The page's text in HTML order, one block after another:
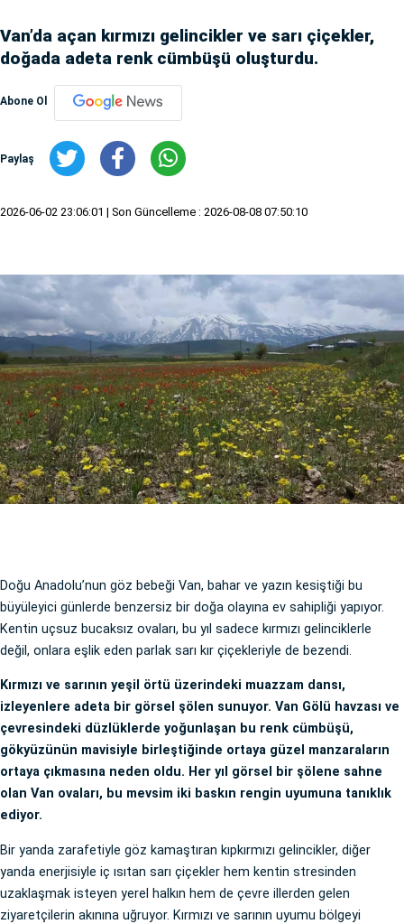
Van’da açan kırmızı gelincikler ve sarı çiçekler,
doğada adeta renk cümbüşü oluşturdu.
Abone Ol
Paylaş
2026-06-02 23:06:01 | Son Güncelleme : 2026-08-08 07:50:10
Doğu Anadolu’nun göz bebeği Van, bahar ve yazın kesiştiği bu
büyüleyici günlerde benzersiz bir doğa olayına ev sahipliği yapıyor.
Kentin uçsuz bucaksız ovaları, bu yıl sadece kırmızı gelinciklerle
değil, onlara eşlik eden parlak sarı kır çiçekleriyle de bezendi.
Kırmızı ve sarının yeşil örtü üzerindeki muazzam dansı,
izleyenlere adeta bir görsel şölen sunuyor. Van Gölü havzası ve
çevresindeki düzlüklerde yoğunlaşan bu renk cümbüşü,
gökyüzünün mavisiyle birleştiğinde ortaya güzel manzaraların
ortaya çıkmasına neden oldu. Her yıl görsel bir şölene sahne
olan Van ovaları, bu mevsim iki baskın rengin uyumuna tanıklık
ediyor.
Bir yanda zarafetiyle göz kamaştıran kıpkırmızı gelincikler, diğer
yanda enerjisiyle iç ısıtan sarı çiçekler hem kentin stresinden
uzaklaşmak isteyen yerel halkın hem de çevre illerden gelen
ziyaretçilerin akınına uğruyor. Kırmızı ve sarının uyumu bölgeyi